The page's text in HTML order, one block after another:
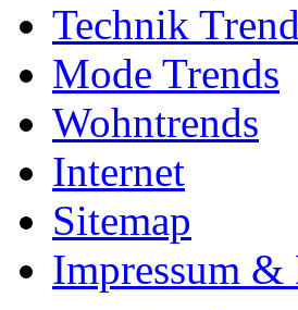
Technik
Mode Trends
Wohntrends
Internet
Sitemap
Impressum &